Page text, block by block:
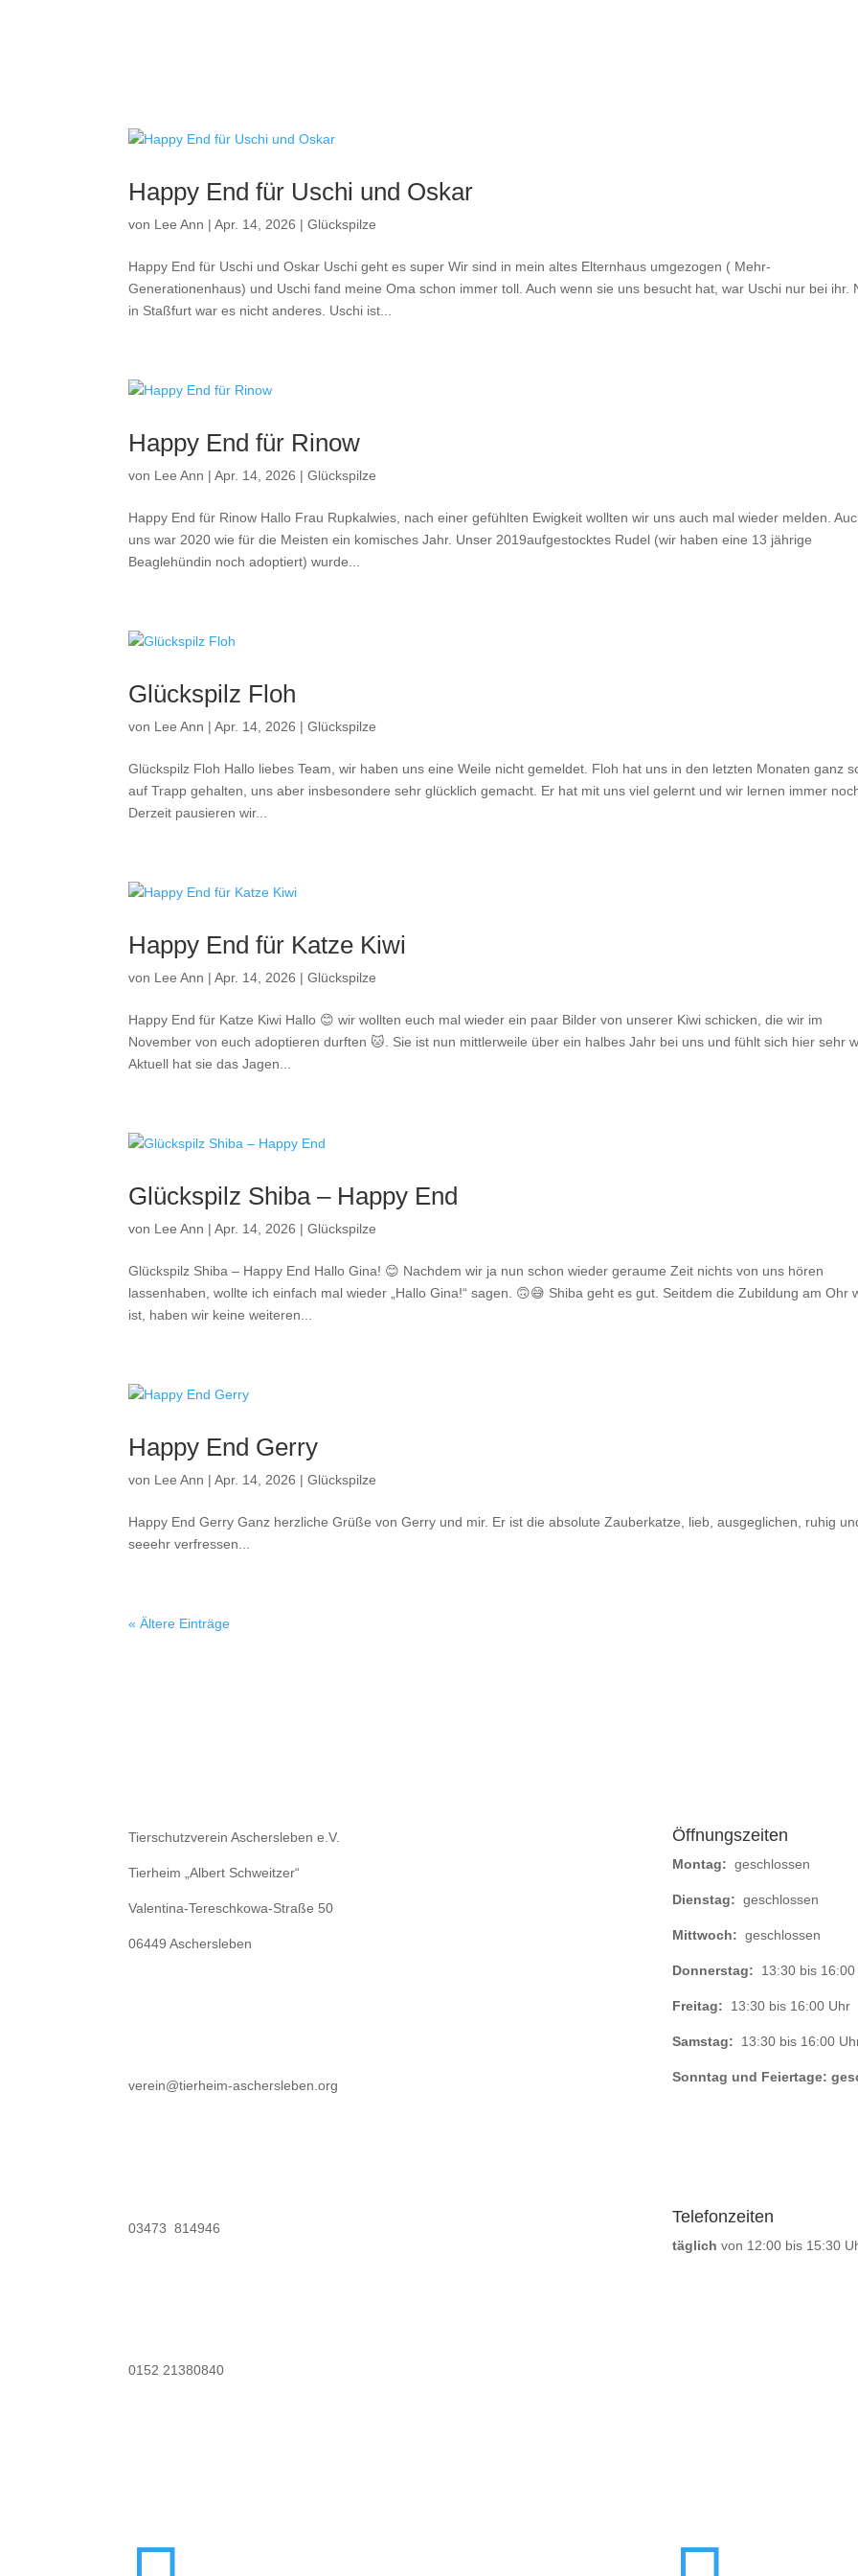
Happy End für Uschi und Oskar
von Lee Ann |Apr. 14, 2026 |Glückspilze
Happy End für Uschi und Oskar Uschi geht es super Wir sind in mein altes Elternhaus umgezogen ( Mehr-
Generationenhaus) und Uschi fand meine Oma schon immer toll. Auch wenn sie uns besucht hat, war Uschi nur bei ihr.
in Staßfurt war es nicht anderes. Uschi ist...
Happy End für Rinow
von Lee Ann |Apr. 14, 2026 |Glückspilze
Happy End für Rinow Hallo Frau Rupkalwies, nach einer gefühlten Ewigkeit wollten wir uns auch mal wieder melden.
uns war 2020 wie für die Meisten ein komisches Jahr. Unser 2019aufgestocktes Rudel (wir haben eine 13 jährige
Beaglehündin noch adoptiert) wurde...
Glückspilz Floh
von Lee Ann |Apr. 14, 2026 |Glückspilze
Glückspilz Floh Hallo liebes Team, wir haben uns eine Weile nicht gemeldet. Floh hat uns in den letzten Monaten ganz
auf Trapp gehalten, uns aber insbesondere sehr glücklich gemacht. Er hat mit uns viel gelernt und wir lernen immer
Derzeit pausieren wir...
Happy End für Katze Kiwi
von Lee Ann |Apr. 14, 2026 |Glückspilze
Happy End für Katze Kiwi Hallo 😊 wir wollten euch mal wieder ein paar Bilder von unserer Kiwi schicken, die wir im
November von euch adoptieren durften 🐱. Sie ist nun mittlerweile über ein halbes Jahr bei uns und fühlt sich hier sehr
Aktuell hat sie das Jagen...
Glückspilz Shiba – Happy End
von Lee Ann |Apr. 14, 2026 |Glückspilze
Glückspilz Shiba – Happy End Hallo Gina! 😊 Nachdem wir ja nun schon wieder geraume Zeit nichts von uns hören
lassenhaben, wollte ich einfach mal wieder „Hallo Gina!“ sagen. 🙃😅 Shiba geht es gut. Seitdem die Zubildung am Ohr
ist, haben wir keine weiteren...
Happy End Gerry
von Lee Ann |Apr. 14, 2026 |Glückspilze
Happy End Gerry Ganz herzliche Grüße von Gerry und mir. Er ist die absolute Zauberkatze, lieb, ausgeglichen, ruhig
seeehr verfressen...
« Ältere Einträge
Tierschutzverein Aschersleben e.V.
Tierheim „Albert Schweitzer“
Valentina-Tereschkowa-Straße 50
06449 Aschersleben
verein@tierheim-aschersleben.org
03473 814946
0152 21380840
Öffnungszeiten
Montag: geschlossen
Dienstag: geschlossen
Mittwoch: geschlossen
Donnerstag: 13:30 bis 16:00
Freitag: 13:30 bis 16:00 Uhr
Samstag: 13:30 bis 16:00
Sonntag und Feiertage:
Telefonzeiten
täglich von 12:00 bis 15:30